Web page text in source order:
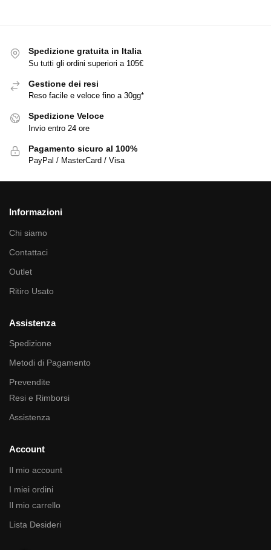
Spedizione gratuita in Italia
Su tutti gli ordini superiori a 105€
Gestione dei resi
Reso facile e veloce fino a 30gg*
Spedizione Veloce
Invio entro 24 ore
Pagamento sicuro al 100%
PayPal / MasterCard / Visa
Informazioni
Chi siamo
Contattaci
Outlet
Ritiro Usato
Assistenza
Spedizione
Metodi di Pagamento
Prevendite
Resi e Rimborsi
Assistenza
Account
Il mio account
I miei ordini
Il mio carrello
Lista Desideri